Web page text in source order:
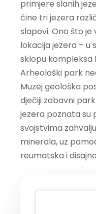
primjere slanih
čine tri jezera
slapovi. Ono što
lokacija jezera –
sklopu kompleksa
Arheološki park
Muzej geološka
dječiji zabavni
jezera poznata su
svojstvima
minerala, uz
reumatska i